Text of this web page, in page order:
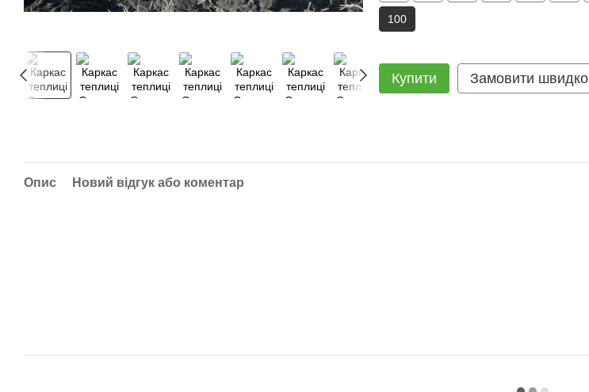
100
Купити Замовити швидко
Опис Новий відгук або коментар